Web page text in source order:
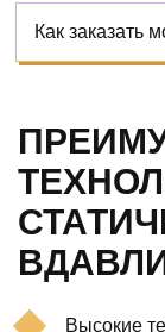
Как заказать
Высокие